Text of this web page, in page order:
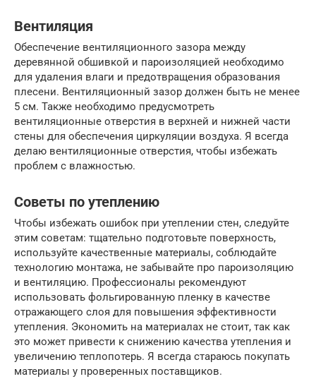
Вентиляция
Обеспечение вентиляционного зазора между
деревянной обшивкой и пароизоляцией необходимо
для удаления влаги и предотвращения образования
плесени. Вентиляционный зазор должен быть не менее
5 см. Также необходимо предусмотреть
вентиляционные отверстия в верхней и нижней части
стены для обеспечения циркуляции воздуха. Я всегда
делаю вентиляционные отверстия, чтобы избежать
проблем с влажностью.
Советы по утеплению
Чтобы избежать ошибок при утеплении стен, следуйте
этим советам: тщательно подготовьте поверхность,
используйте качественные материалы, соблюдайте
технологию монтажа, не забывайте про пароизоляцию
и вентиляцию. Профессионалы рекомендуют
использовать фольгированную пленку в качестве
отражающего слоя для повышения эффективности
утепления. Экономить на материалах не стоит, так как
это может привести к снижению качества утепления и
увеличению теплопотерь. Я всегда стараюсь покупать
материалы у проверенных поставщиков.